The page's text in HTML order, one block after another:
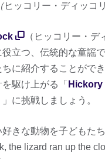
ヒッコリー・ディッコ
（ヒッコリー・
立つ、伝統的な童謡
に紹介することがで
駆け上がる「
に挑戦しましょう。
きな動物を子どもた
the lizard ran up the